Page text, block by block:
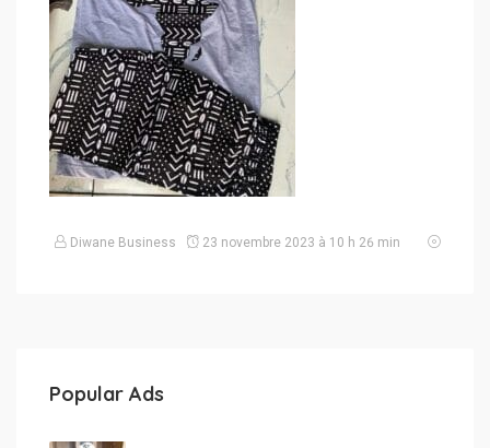
Diwane Business 23 novembre 2023 à 10 h 26 min
Popular Ads